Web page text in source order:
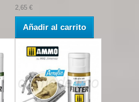
2,65 €
Añadir al carrito